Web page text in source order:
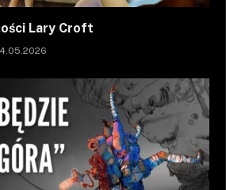
Lary Croft